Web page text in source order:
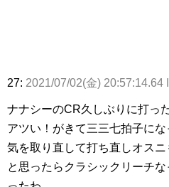
27: 2021/07/02(金) 20:57:14.64
ナナシーのCR久しぶりに打っ
アツい！がきて三三七拍子にな
気を取り直して打ち直しオス
と思ったらクラシックリーチ